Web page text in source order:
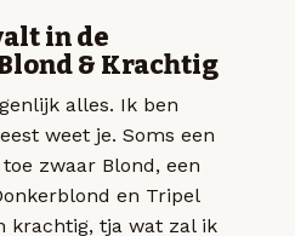
in de
& Krachtig
alles. Ik ben
weet je. Soms een
zwaar Blond, een
en Tripel
krachtig, tja wat zal ik